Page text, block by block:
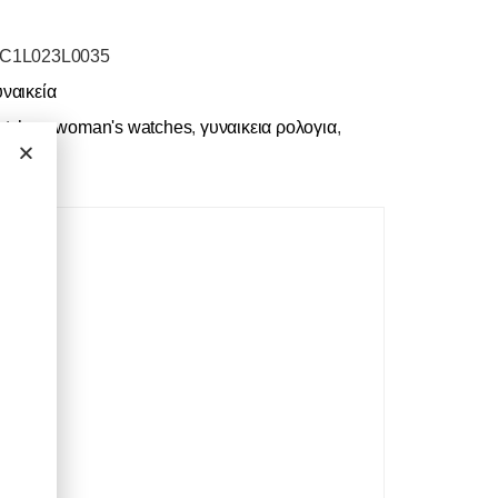
woman's watches,γυναικεια ρολογια,